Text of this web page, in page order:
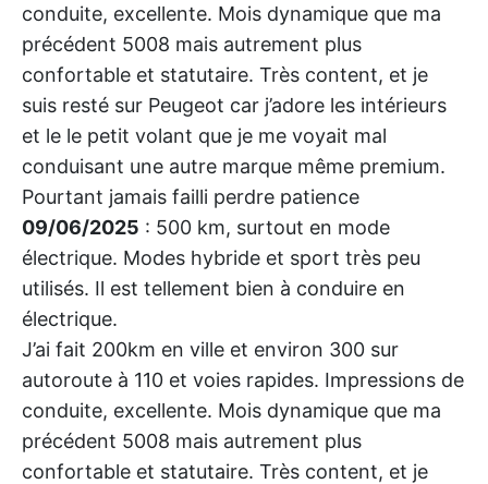
conduite, excellente. Mois dynamique que ma
précédent 5008 mais autrement plus
confortable et statutaire. Très content, et je
suis resté sur Peugeot car j’adore les intérieurs
et le le petit volant que je me voyait mal
conduisant une autre marque même premium.
Pourtant jamais failli perdre patience
09/06/2025 : 500 km, surtout en mode
électrique. Modes hybride et sport très peu
utilisés. Il est tellement bien à conduire en
électrique.
J’ai fait 200km en ville et environ 300 sur
autoroute à 110 et voies rapides. Impressions de
conduite, excellente. Mois dynamique que ma
précédent 5008 mais autrement plus
confortable et statutaire. Très content, et je